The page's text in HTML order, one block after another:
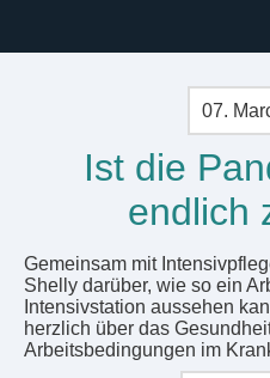
07.
Ist die
endlich
Gemeinsam mit
Shelly darüber, wie so ein
Intensivstation aussehen
herzlich über das
Arbeitsbedingungen im